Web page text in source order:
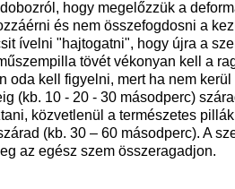
hogy megelőzzük a
és nem összefogdosni a
ívelni "hajtogatni", hogy újra a
tövét vékonyan kell a
oda kell figyelni, mert ha nem
(kb. 10 - 20 - 30 másodperc)
közvetlenül a természetes
(kb. 30 – 60 másodperc). A
az egész szem összeragadjon.